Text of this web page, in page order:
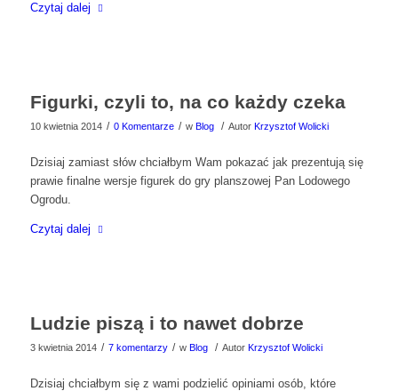
Czytaj dalej
Figurki, czyli to, na co każdy czeka
10 kwietnia 2014 / 0 Komentarze / w Blog / Autor Krzysztof Wolicki
Dzisiaj zamiast słów chciałbym Wam pokazać jak prezentują się
prawie finalne wersje figurek do gry planszowej Pan Lodowego
Ogrodu.
Czytaj dalej
Ludzie piszą i to nawet dobrze
3 kwietnia 2014 / 7 komentarzy / w Blog / Autor Krzysztof Wolicki
Dzisiaj chciałbym się z wami podzielić opiniami osób, które